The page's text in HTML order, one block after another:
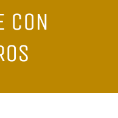
CON